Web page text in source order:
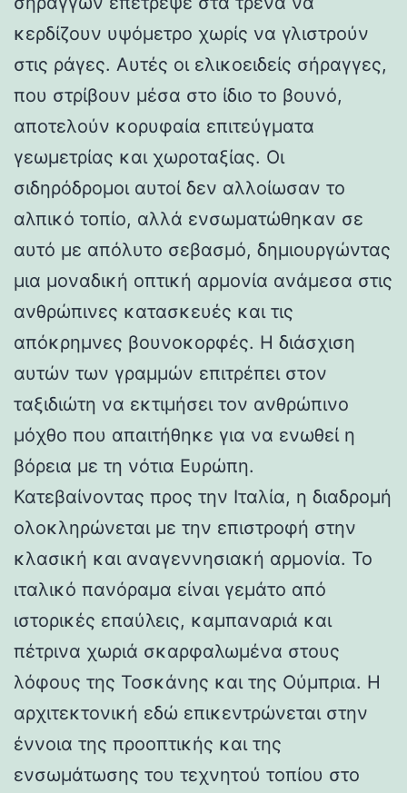
κερδίζουν υψόμετρο χωρίς να γλιστρούν
στις ράγες. Αυτές οι ελικοειδείς σήραγγες,
που στρίβουν μέσα στο ίδιο το βουνό,
αποτελούν κορυφαία επιτεύγματα
γεωμετρίας και χωροταξίας. Οι
σιδηρόδρομοι αυτοί δεν αλλοίωσαν το
αλπικό τοπίο, αλλά ενσωματώθηκαν σε
αυτό με απόλυτο σεβασμό, δημιουργώντας
μια μοναδική οπτική αρμονία ανάμεσα στις
ανθρώπινες κατασκευές και τις
απόκρημνες βουνοκορφές. Η διάσχιση
αυτών των γραμμών επιτρέπει στον
ταξιδιώτη να εκτιμήσει τον ανθρώπινο
μόχθο που απαιτήθηκε για να ενωθεί η
βόρεια με τη νότια Ευρώπη.
Κατεβαίνοντας προς την Ιταλία, η διαδρομή
ολοκληρώνεται με την επιστροφή στην
κλασική και αναγεννησιακή αρμονία. Το
ιταλικό πανόραμα είναι γεμάτο από
ιστορικές επαύλεις, καμπαναριά και
πέτρινα χωριά σκαρφαλωμένα στους
λόφους της Τοσκάνης και της Ούμπρια. Η
αρχιτεκτονική εδώ επικεντρώνεται στην
έννοια της προοπτικής και της
ενσωμάτωσης του τεχνητού τοπίου στο